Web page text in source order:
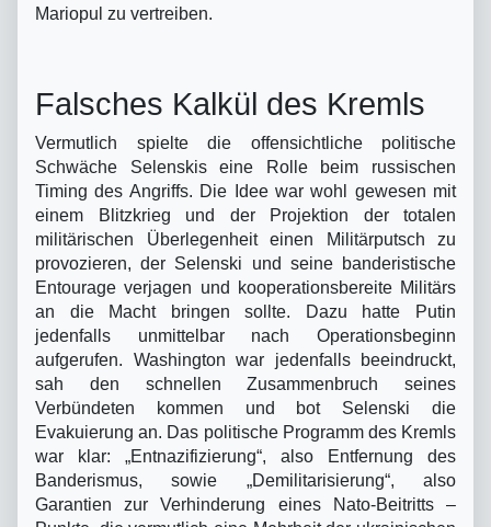
Mariopul zu vertreiben.
Falsches Kalkül des Kremls
Vermutlich spielte die offensichtliche politische
Schwäche Selenskis eine Rolle beim russischen
Timing des Angriffs. Die Idee war wohl gewesen mit
einem Blitzkrieg und der Projektion der totalen
militärischen Überlegenheit einen Militärputsch zu
provozieren, der Selenski und seine banderistische
Entourage verjagen und kooperationsbereite Militärs
an die Macht bringen sollte. Dazu hatte Putin
jedenfalls unmittelbar nach Operationsbeginn
aufgerufen. Washington war jedenfalls beeindruckt,
sah den schnellen Zusammenbruch seines
Verbündeten kommen und bot Selenski die
Evakuierung an. Das politische Programm des Kremls
war klar: „Entnazifizierung“, also Entfernung des
Banderismus, sowie „Demilitarisierung“, also
Garantien zur Verhinderung eines Nato-Beitritts –